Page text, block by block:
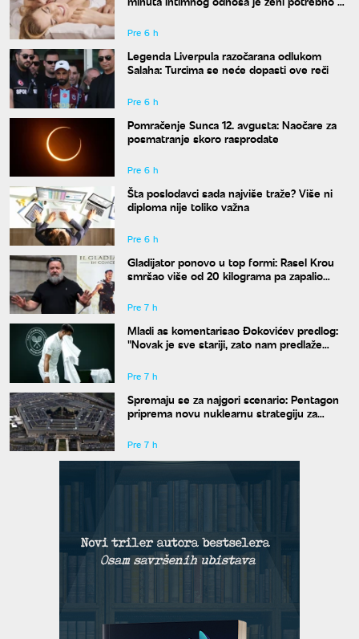
Pre 6 h
Legenda Liverpula razočarana odlukom
Salaha: Turcima se neće dopasti ove reči
Pre 6 h
Pomračenje Sunca 12. avgusta: Naočare za
posmatranje skoro rasprodate
Pre 6 h
Šta poslodavci sada najviše traže? Više ni
diploma nije toliko važna
Pre 6 h
Gladijator ponovo u top formi: Rasel Krou
smršao više od 20 kilograma pa zapalio
Pre 7 h
Mladi as komentarisao Đokovićev predlog:
"Novak je sve stariji, zato nam predlaže
Pre 7 h
Spremaju se za najgori scenario: Pentagon
priprema novu nuklearnu strategiju za
Pre 7 h